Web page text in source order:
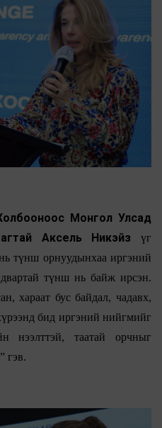
Монгол Улсад
Аксель Никэйз үг
түнш орнуудынхаа иргэний
түнш нь байж ирсэн.
хараат бус байдал, чадавх,
бид иргэний нийгмийг
нээлттэй, таатай орчныг
гэв.